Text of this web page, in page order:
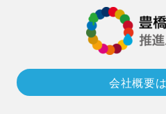
会社概要